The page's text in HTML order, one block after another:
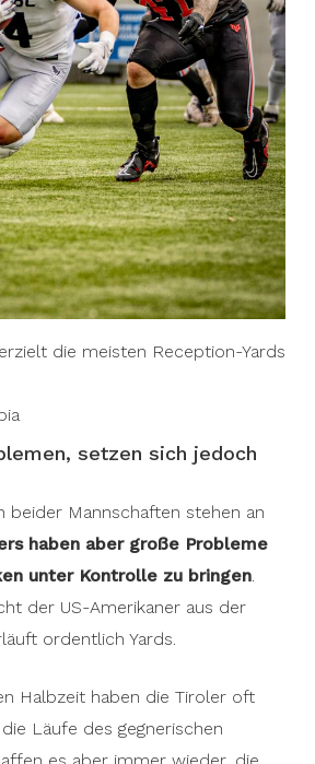
die meisten Reception-Yards
setzen sich jedoch
beider Mannschaften stehen an
haben aber große Probleme
unter Kontrolle zu bringen.
der US-Amerikaner aus der
ordentlich Yards.
Halbzeit haben die Tiroler oft
Läufe des gegnerischen